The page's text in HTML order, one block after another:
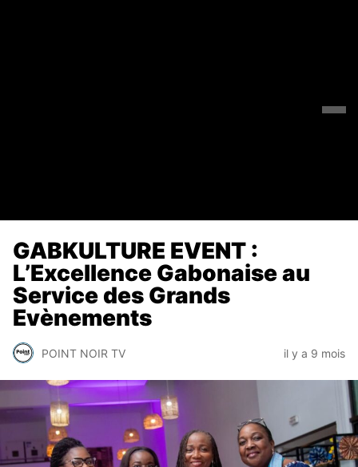
GABKULTURE EVENT :
L’Excellence Gabonaise au
Service des Grands
Evènements
POINT NOIR TV il y a 9 mois